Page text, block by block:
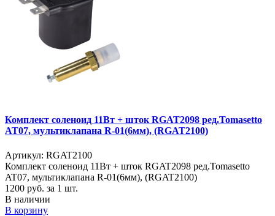
Комплект соленоид 11Вт + шток RGAT2098 ред.Tomasetto
AT07, мультиклапана R-01(6мм), (RGAT2100)
Артикул: RGAT2100
Комплект соленоид 11Вт + шток RGAT2098 ред.Tomasetto
AT07, мультиклапана R-01(6мм), (RGAT2100)
1200 руб. за 1 шт.
В наличии
В корзину